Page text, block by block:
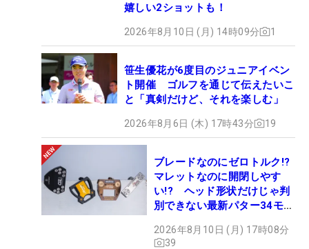
嬉しい2ショットも！
2026年8月10日 (月) 14時09分 1
笹生優花が6度目のジュニアイベン
ト開催 ゴルフを通じて伝えたいこ
と「真剣だけど、それを楽しむ」
2026年8月6日 (木) 17時43分 19
ブレードなのにゼロトルク!?
マレットなのに開閉しやす
い!? ヘッド形状だけじゃ判
別できない最新パター34モデ
#ギアカタログ2026
2026年8月10日 (月) 17時08分
39